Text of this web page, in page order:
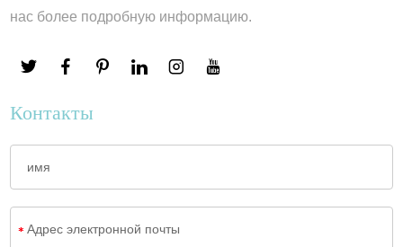
нас более подробную информацию.
Контакты